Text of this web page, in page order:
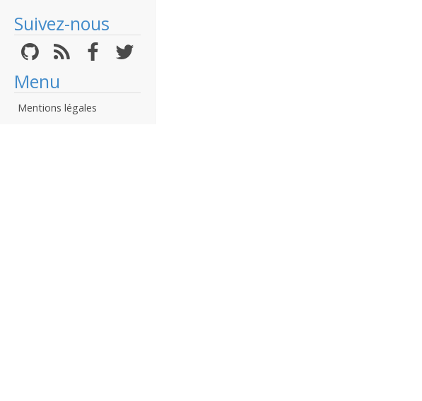
Suivez-nous
Menu
Mentions légales